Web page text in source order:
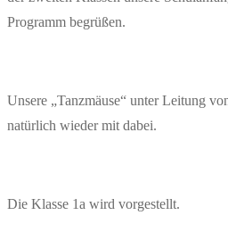
Programm begrüßen.
Unsere „Tanzmäuse“ unter Leitung
natürlich wieder mit dabei.
Die Klasse 1a wird vorgestellt.